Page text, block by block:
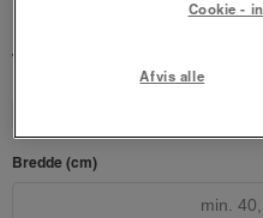
fra
Bredde (cm)
Cookie -
Afvis alle